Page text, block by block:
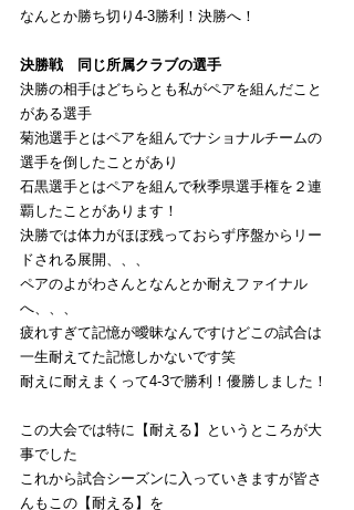
なんとか勝ち切り4-3勝利！決勝へ！
決勝戦　同じ所属クラブの選手
決勝の相手はどちらとも私がペアを組んだこと
がある選手
菊池選手とはペアを組んでナショナルチームの
選手を倒したことがあり
石黒選手とはペアを組んで秋季県選手権を２連
覇したことがあります！
決勝では体力がほぼ残っておらず序盤からリー
ドされる展開、、、
ペアのよがわさんとなんとか耐えファイナル
へ、、、
疲れすぎて記憶が曖昧なんですけどこの試合は
一生耐えてた記憶しかないです笑
耐えに耐えまくって4-3で勝利！優勝しました！
この大会では特に【耐える】というところが大
事でした
これから試合シーズンに入っていきますが皆さ
んもこの【耐える】を